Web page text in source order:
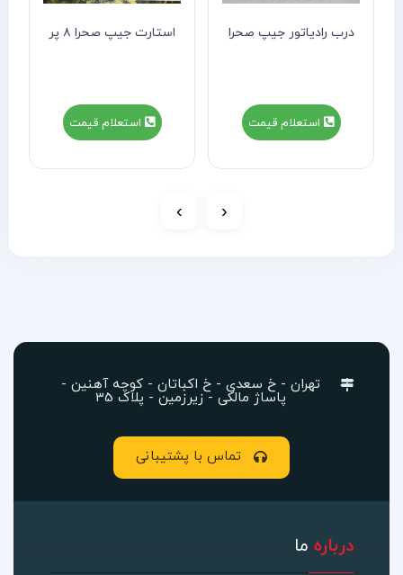
درب رادیاتور جیپ صحرا
استعلام قیمت
استارت جیپ صحرا ۸ پر
استعلام قیمت
‹
›
تهران - خ سعدی - خ اکباتان - کوچه آهنین -
پاساژ مالکی - زیرزمین - پلاک 35
تماس با پشتیبانی
درباره ما